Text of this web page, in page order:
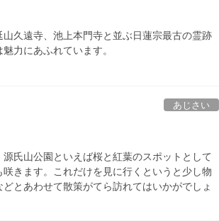
久遠寺、池上本門寺と並ぶ日蓮宗最古の霊跡
力にあふれています。
あじさい
氏山公園といえば桜と紅葉のスポットとして
きます。これだけを見に行くというと少し物
とあわせて散策がてら訪れてはいかがでしょ